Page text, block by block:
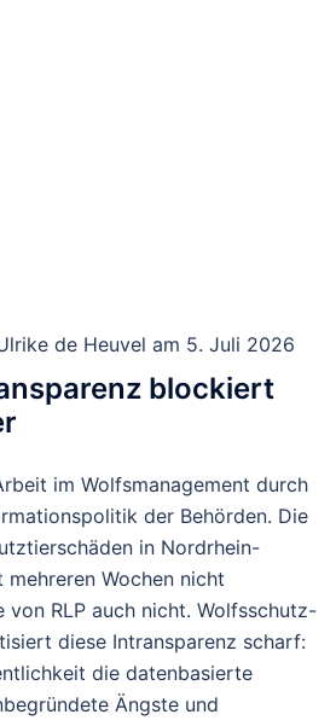
de Heuvel am 5. Juli 2026
blockiert
im Wolfsmanagement durch
der Behörden. Die
in Nordrhein-
Wochen nicht
von RLP auch nicht. Wolfsschutz-
diese Intransparenz scharf:
die datenbasierte
Ängste und